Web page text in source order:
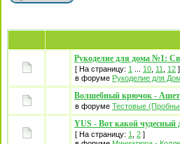
Рукоделие для дома №1:
[ На страницу: 1 10 11 12 ]
в форуме Рукоделие для
Волшебный крючок - Ашет
в форуме Тестовые
YUS - Вот какой чудесный
[ На страницу: 1 2 ]